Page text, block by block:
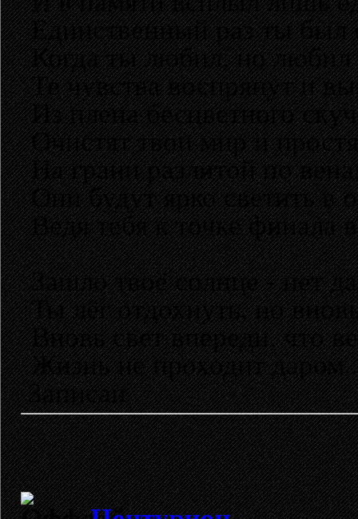
Единственный раз ты был
Когда ты любил, но любил
Те чувства воспрянут и
Из плена бесцветного
Очистят твои мир и
На грани разлитой по
Они будут ярко светить в
Ведя тебя к точке финала
Зашло твоё солнце - нет
Ты лёг отдохнуть, но
Вновь свет впереди, что
Жизнь не проходит
Записан